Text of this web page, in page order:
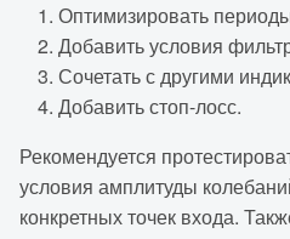
Оптимизировать
Добавить условия
Сочетать с другими
Добавить стоп-лосс.
Рекомендуется
условия амплитуды
конкретных точек входа.